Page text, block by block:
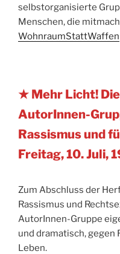
selbstorganisierte
Menschen, die
WohnraumStattWaffen
★ Mehr Licht!
AutorInnen-
Rassismus und
Freitag, 10. Juli,
Zum Abschluss der
Rassismus und
AutorInnen-Gruppe
und dramatisch, gegen
Leben.